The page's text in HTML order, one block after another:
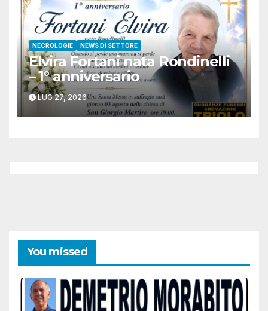
NECROLOGIE NEWS DI SETTORE
Elvira Fortani nata Rondinelli
– 1° anniversario
LUG 27, 2026
You missed